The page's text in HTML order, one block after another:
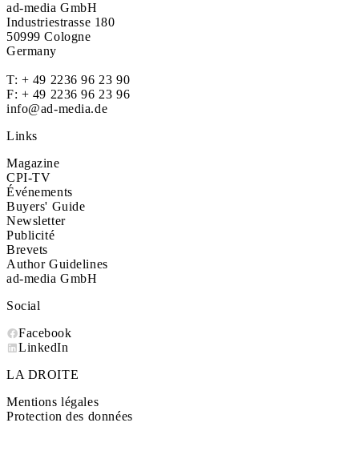
ad-media GmbH
Industriestrasse 180
50999 Cologne
Germany
T: + 49 2236 96 23 90
F: + 49 2236 96 23 96
info@ad-media.de
Links
Magazine
CPI-TV
Événements
Buyers' Guide
Newsletter
Publicité
Brevets
Author Guidelines
ad-media GmbH
Social
Facebook
LinkedIn
LA DROITE
Mentions légales
Protection des données